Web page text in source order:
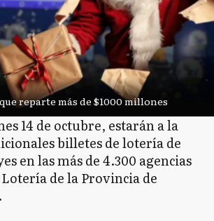
Se viene el Gordo que reparte más de $1000 millones
14 de octubre, estarán a la
billetes de lotería de
en las más de 4.300 agencias
de la Provincia de